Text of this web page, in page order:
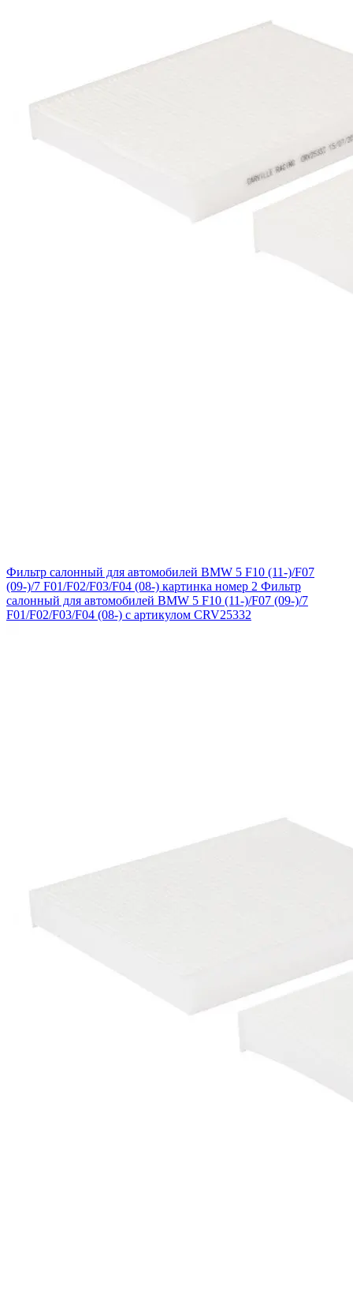
Фильтр салонный для автомобилей BMW 5 F10 (11-)/F07
(09-)/7 F01/F02/F03/F04 (08-) картинка номер 2 Фильтр
салонный для автомобилей BMW 5 F10 (11-)/F07 (09-)/7
F01/F02/F03/F04 (08-) с артикулом CRV25332